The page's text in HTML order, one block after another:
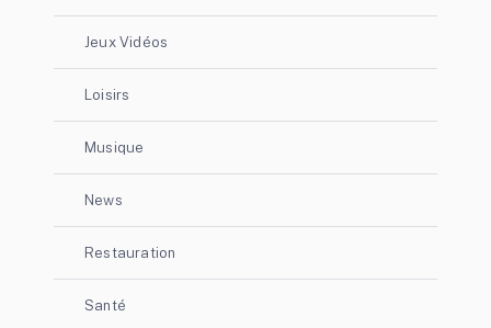
Jeux Vidéos
Loisirs
Musique
News
Restauration
Santé